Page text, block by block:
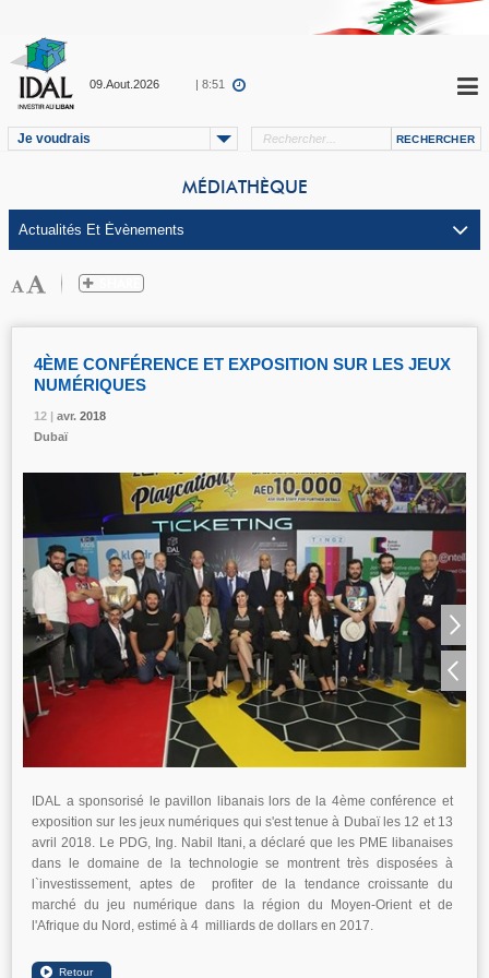
09.Aout.2026 | 8:51
Je voudrais
MÉDIATHÈQUE
12 | avr. 2018
4ÈME CONFÉRENCE ET EXPOSITION SUR LES JEUX
NUMÉRIQUES
12 | avr. 2018
Dubaï
12 | avr. 2018
12 | avr. 2018
IDAL a sponsorisé le pavillon libanais lors de la 4ème conférence et
exposition sur les jeux numériques qui s'est tenue à Dubaï les 12 et 13
avril 2018. Le PDG, Ing. Nabil Itani, a déclaré que les PME libanaises
dans le domaine de la technologie se montrent très disposées à
l`investissement, aptes de profiter de la tendance croissante du
marché du jeu numérique dans la région du Moyen-Orient et de
l'Afrique du Nord, estimé à 4 milliards de dollars en 2017.